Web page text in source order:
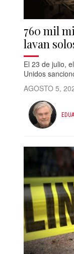
760 mil
lavan
El 23 de julio,
Unidos
AGOSTO 5,